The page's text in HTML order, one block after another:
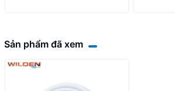
Sản phẩm đã xem